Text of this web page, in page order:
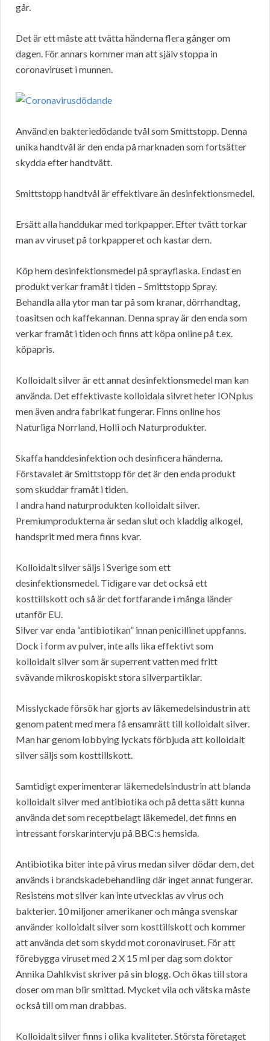
går.
Det är ett måste att tvätta händerna flera gånger om
dagen. För annars kommer man att själv stoppa in
coronaviruset i munnen.
Använd en bakteriedödande tvål som Smittstopp. Denna
unika handtvål är den enda på marknaden som fortsätter
skydda efter handtvätt.
Smittstopp handtvål är effektivare än desinfektionsmedel.
Ersätt alla handdukar med torkpapper. Efter tvätt torkar
man av viruset på torkpapperet och kastar dem.
Köp hem desinfektionsmedel på sprayflaska. Endast en
produkt verkar framåt i tiden – Smittstopp Spray.
Behandla alla ytor man tar på som kranar, dörrhandtag,
toasitsen och kaffekannan. Denna spray är den enda som
verkar framåt i tiden och finns att köpa online på t.ex.
köpapris.
Kolloidalt silver är ett annat desinfektionsmedel man kan
använda. Det effektivaste kolloidala silvret heter IONplus
men även andra fabrikat fungerar. Finns online hos
Naturliga Norrland, Holli och Naturprodukter.
Skaffa handdesinfektion och desinficera händerna.
Förstavalet är Smittstopp för det är den enda produkt
som skuddar framåt i tiden.
I andra hand naturprodukten kolloidalt silver.
Premiumprodukterna är sedan slut och kladdig alkogel,
handsprit med mera finns kvar.
Kolloidalt silver säljs i Sverige som ett
desinfektionsmedel. Tidigare var det också ett
kosttillskott och så är det fortfarande i många länder
utanför EU.
Silver var enda “antibiotikan” innan penicillinet uppfanns.
Dock i form av pulver, inte alls lika effektivt som
kolloidalt silver som är superrent vatten med fritt
svävande mikroskopiskt stora silverpartiklar.
Misslyckade försök har gjorts av läkemedelsindustrin att
genom patent med mera få ensamrätt till kolloidalt silver.
Man har genom lobbying lyckats förbjuda att kolloidalt
silver säljs som kosttillskott.
Samtidigt experimenterar läkemedelsindustrin att blanda
kolloidalt silver med antibiotika och på detta sätt kunna
använda det som receptbelagt läkemedel, det finns en
intressant forskarintervju på BBC:s hemsida.
Antibiotika biter inte på virus medan silver dödar dem, det
används i brandskadebehandling där inget annat fungerar.
Resistens mot silver kan inte utvecklas av virus och
bakterier. 10 miljoner amerikaner och många svenskar
använder kolloidalt silver som kosttillskott och kommer
att använda det som skydd mot coronaviruset. För att
förebygga viruset med 2 X 15 ml per dag som doktor
Annika Dahlkvist skriver på sin blogg. Och ökas till stora
doser om man blir smittad. Mycket vila och vätska måste
också till om man drabbas.
Kolloidalt silver finns i olika kvaliteter. Största företaget